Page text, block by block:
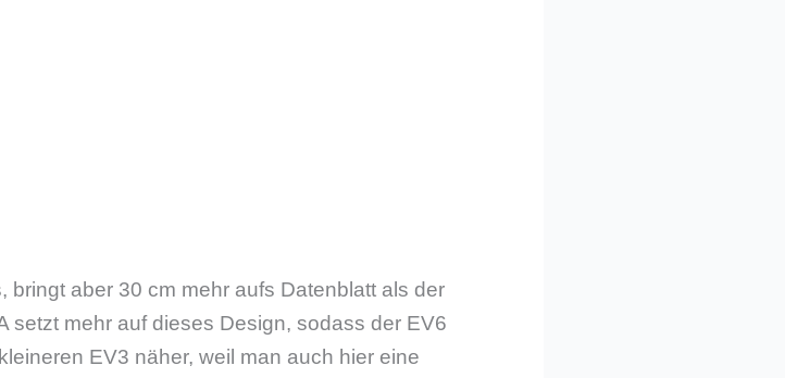
bringt aber 30 cm mehr aufs Datenblatt als der
setzt mehr auf dieses Design, sodass der EV6
EV3 näher, weil man auch hier eine